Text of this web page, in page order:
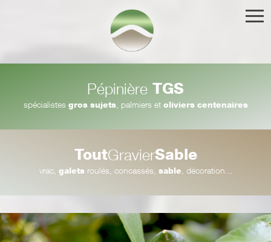
Pépinière TGS
spécialistes gros sujets, palmiers et oliviers centenaires
ToutGravierSable
vrac, galetsroulés, concassés, sable , décoration...